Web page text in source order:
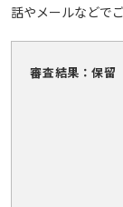
話やメールなどで
審査結果：保留